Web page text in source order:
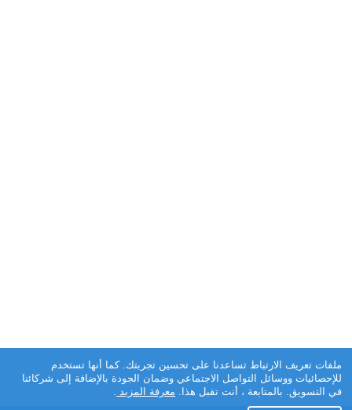
ملفات تعريف الارتباط تساعدنا على تحسين تجربتك. كما أنها تستخدم
للإحصائيات ووسائل التواصل الاجتماعي وضمان الجودة بالإضافة إلى شركائنا
في التسويق. بالمتابعة ، أنت تقبل هذا. معرفة المزيد .